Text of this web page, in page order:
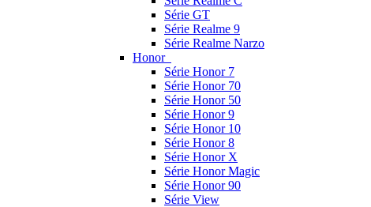
Série GT
Série Realme 9
Série Realme Narzo
Honor
Série Honor 7
Série Honor 70
Série Honor 50
Série Honor 9
Série Honor 10
Série Honor 8
Série Honor X
Série Honor Magic
Série Honor 90
Série View